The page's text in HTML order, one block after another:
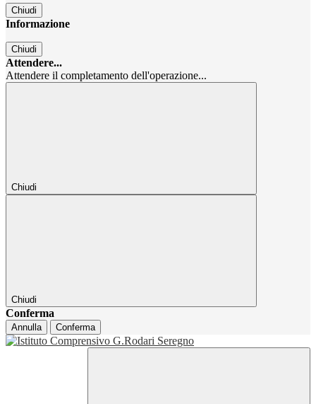
Chiudi
Informazione
Chiudi
Attendere...
Attendere il completamento dell'operazione...
Chiudi
Chiudi
Conferma
Annulla Conferma